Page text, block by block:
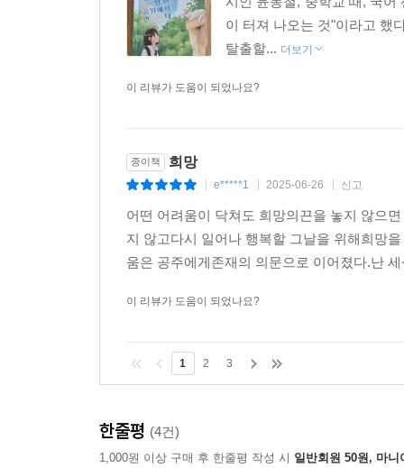
이 터져 나오는 것"이라고 했
탈출할... 더보기
이 리뷰가 도움이 되었나요?
종이책 희망
e*****1 2025-06-26 신고
어떤 어려움이 닥쳐도 희망의끈을 놓지 않으
지 않고다시 일어나 행복할 그날을 위해희망
움은 공주에게존재의 의문으로 이어졌다.난
이 리뷰가 도움이 되었나요?
1 2 3
한줄평 (4건)
1,000원 이상 구매 후 한줄평 작성 시 일반회원 50원, 마니